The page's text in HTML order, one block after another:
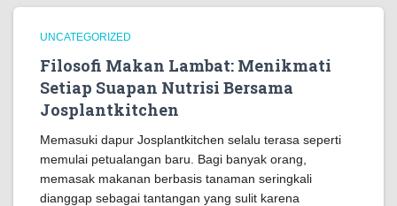
UNCATEGORIZED
Filosofi Makan Lambat: Menikmati
Setiap Suapan Nutrisi Bersama
Josplantkitchen
Memasuki dapur Josplantkitchen selalu terasa seperti
memulai petualangan baru. Bagi banyak orang,
memasak makanan berbasis tanaman seringkali
dianggap sebagai tantangan yang sulit karena